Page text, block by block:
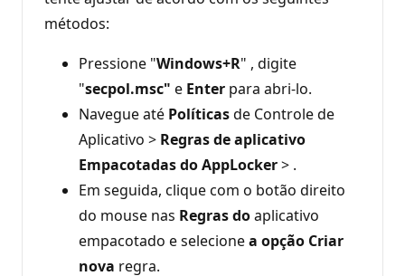
métodos:
Pressione "Windows+R" , digite
"secpol.msc" e Enter para abri-lo.
Navegue até Políticasde Controle de
Aplicativo > Regras de aplicativo
Empacotadas do AppLocker> .
Em seguida, clique com o botão direito
do mouse nas Regras doaplicativo
empacotado e selecionea opção Criar
nova regra.